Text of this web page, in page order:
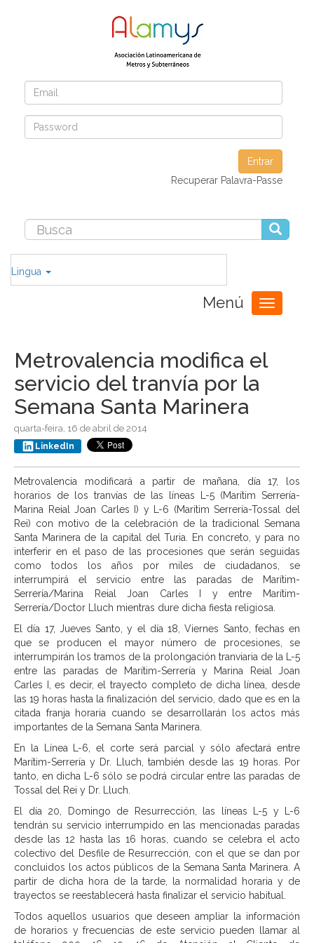
Entrar
Recuperar Palavra-Passe
Lingua
Menú
Toggle
navigation
Metrovalencia modifica el
servicio del tranvía por la
Semana Santa Marinera
quarta-feira, 16 de abril de 2014
LinkedIn
Metrovalencia modificará a partir de mañana, día 17, los
horarios de los tranvías de las líneas L-5 (Marítim Serrería-
Marina Reial Joan Carles I) y L-6 (Marítim Serrería-Tossal del
Rei) con motivo de la celebración de la tradicional Semana
Santa Marinera de la capital del Turia. En concreto, y para no
interferir en el paso de las procesiones que serán seguidas
como todos los años por miles de ciudadanos, se
interrumpirá el servicio entre las paradas de Marítim-
Serrería/Marina Reial Joan Carles I y entre Marítim-
Serrería/Doctor Lluch mientras dure dicha fiesta religiosa.
El día 17, Jueves Santo, y el día 18, Viernes Santo, fechas en
que se producen el mayor número de procesiones, se
interrumpirán los tramos de la prolongación tranviaria de la L-5
entre las paradas de Marítim-Serrería y Marina Reial Joan
Carles I, es decir, el trayecto completo de dicha línea, desde
las 19 horas hasta la finalización del servicio, dado que es en la
citada franja horaria cuando se desarrollarán los actos más
importantes de la Semana Santa Marinera.
En la Línea L-6, el corte será parcial y sólo afectará entre
Marítim-Serrería y Dr. Lluch, también desde las 19 horas. Por
tanto, en dicha L-6 sólo se podrá circular entre las paradas de
Tossal del Rei y Dr. Lluch.
El día 20, Domingo de Resurrección, las líneas L-5 y L-6
tendrán su servicio interrumpido en las mencionadas paradas
desde las 12 hasta las 16 horas, cuando se celebra el acto
colectivo del Desfile de Resurrección, con el que se dan por
concluidos los actos públicos de la Semana Santa Marinera. A
partir de dicha hora de la tarde, la normalidad horaria y de
trayectos se reestablecerá hasta finalizar el servicio habitual.
Todos aquellos usuarios que deseen ampliar la información
de horarios y frecuencias de este servicio pueden llamar al